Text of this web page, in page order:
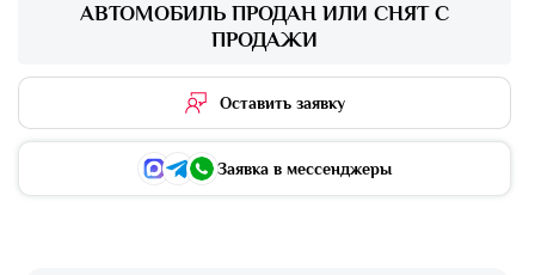
АВТОМОБИЛЬ ПРОДАН ИЛИ СНЯТ С
ПРОДАЖИ
Оставить заявку
Заявка в мессенджеры